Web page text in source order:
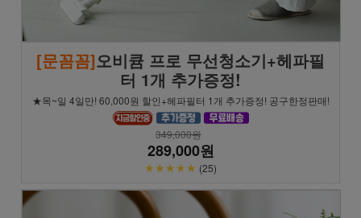
[문꼼꼼]오비큠 프로 무선청소기+헤파필
터 1개 추가증정!
★목~일 4일만! 60,000원 할인+헤파필터 1개 추가증정! 공구한정판매!
349,000원
289,000원
★★★★★ (25)